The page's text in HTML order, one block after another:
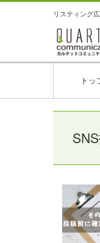
リスティング
トッ